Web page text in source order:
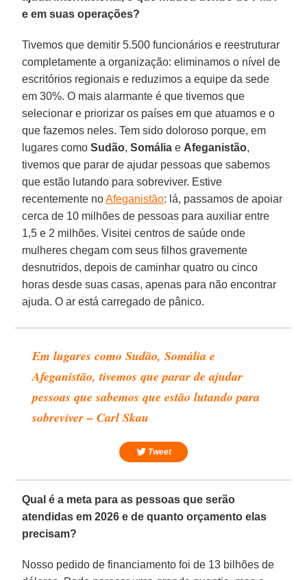
e em suas operações?
Tivemos que demitir 5.500 funcionários e reestruturar
completamente a organização: eliminamos o nível de
escritórios regionais e reduzimos a equipe da sede
em 30%. O mais alarmante é que tivemos que
selecionar e priorizar os países em que atuamos e o
que fazemos neles. Tem sido doloroso porque, em
lugares comoSudão,Somália e Afeganistão,
tivemos que parar de ajudar pessoas que sabemos
que estão lutando para sobreviver. Estive
recentemente noAfeganistão: lá, passamos de apoiar
cerca de 10 milhões de pessoas para auxiliar entre
1,5 e 2 milhões. Visitei centros de saúde onde
mulheres chegam com seus filhos gravemente
desnutridos, depois de caminhar quatro ou cinco
horas desde suas casas, apenas para não encontrar
ajuda. O ar está carregado de pânico.
Em lugares como Sudão, Somália e
Afeganistão, tivemos que parar de ajudar
pessoas que sabemos que estão lutando para
sobreviver – Carl Skau
Tweet
Qual é a meta para as pessoas que serão
atendidas em 2026 e de quanto orçamento elas
precisam?
Nosso pedido de financiamento foi de 13 bilhões de